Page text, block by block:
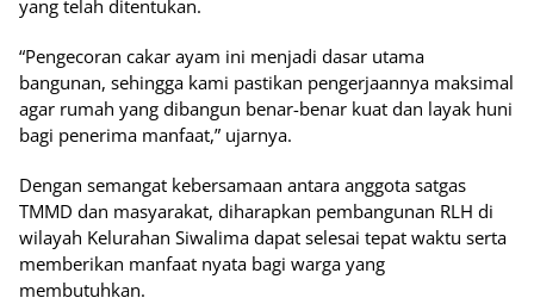
yang telah ditentukan.
“Pengecoran cakar ayam ini menjadi dasar utama
bangunan, sehingga kami pastikan pengerjaannya maksimal
agar rumah yang dibangun benar-benar kuat dan layak huni
bagi penerima manfaat,” ujarnya.
Dengan semangat kebersamaan antara anggota satgas
TMMD dan masyarakat, diharapkan pembangunan RLH di
wilayah Kelurahan Siwalima dapat selesai tepat waktu serta
memberikan manfaat nyata bagi warga yang
membutuhkan.